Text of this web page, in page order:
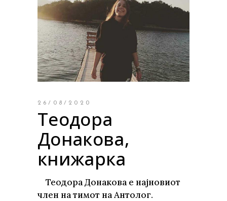
26/08/2020
Теодора
Донакова,
книжарка
Теодора Донакова е најновиот
член на тимот на Антолог.